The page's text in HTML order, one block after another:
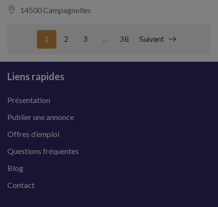
14500 Campagnolles
1 2 3 … 36 Suivant
Liens rapides
Présentation
Publier une annonce
Offres d’emploi
Questions fréquentes
Blog
Contact